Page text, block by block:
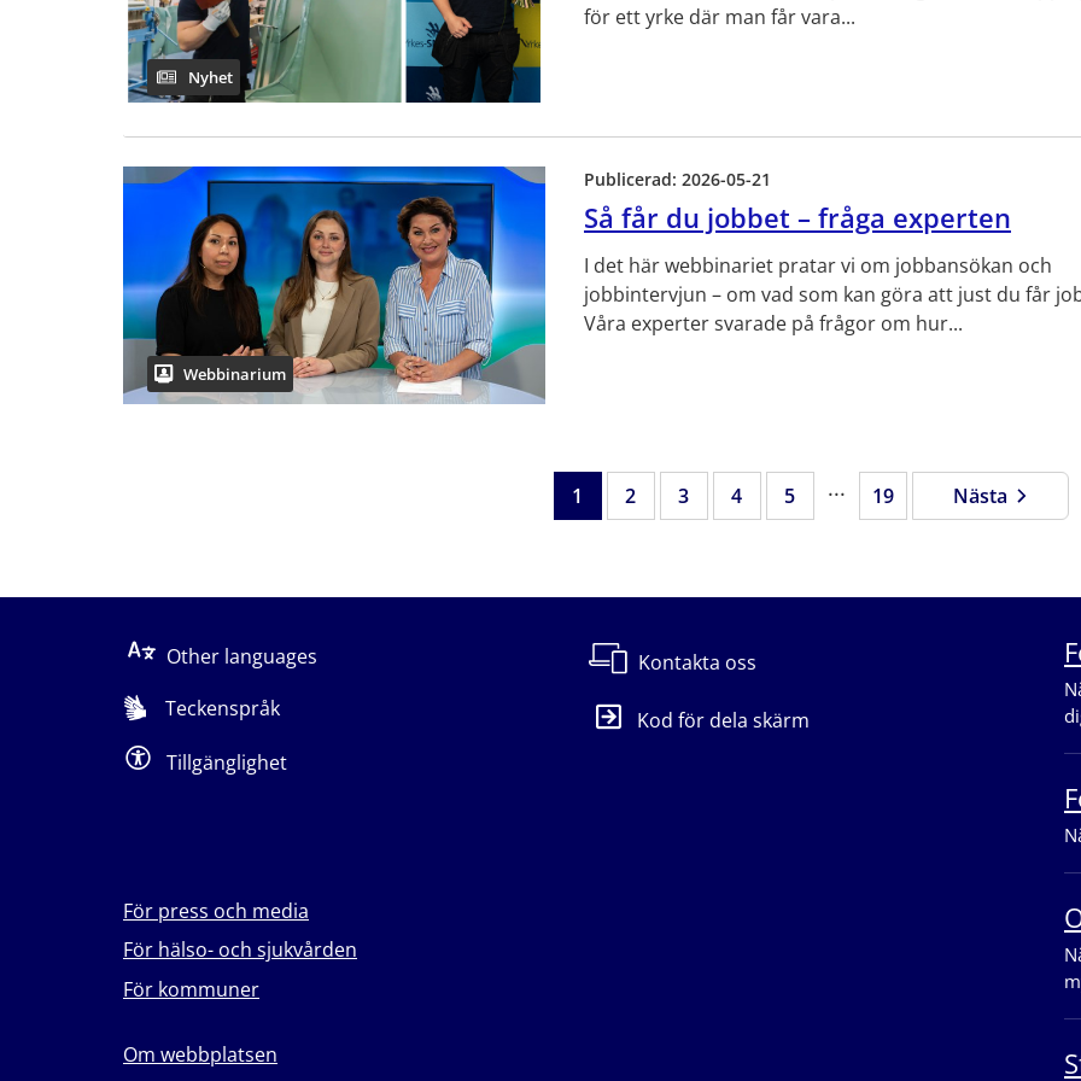
Nyhet
för ett yrke där man får vara...
Webbinarium
Publicerad: 2026-05-21
Så får du jobbet – fråga experten
I det här webbinariet pratar vi om jobbansökan och
jobbintervjun – om vad som kan göra att just du får
Våra experter svarade på frågor om hur...
Sida
1 Sida
2 Sida
3 Sida
4 Sida
5 ...
Sida
19
Other languages
Teckenspråk
Tillgänglighet
Kontakta oss
Kod för dela skärm
För press och media
För hälso- och sjukvården
För kommuner
Om webbplatsen